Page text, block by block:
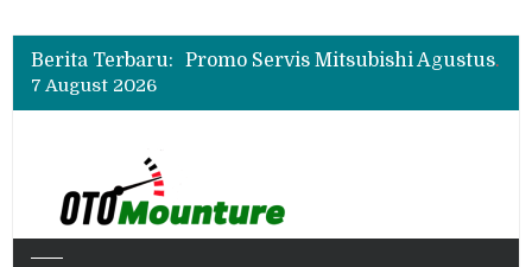
Berita Terbaru:
Bukan Cuma Layar 14,6 Inci, Ini Fitur Pintar Changan Nevo Q05 yang Dibanderol Rp309 Juta
Promo Servis Mitsubishi Agustus 2026, Ada Diskon ESP dan Bodi & Cat Kilau Merdeka
Bukan Cuma Layar 14,6 Inci, Ini Fitur Pintar Changan Nevo Q05 yang Dibanderol Rp309 Juta
7 August 2026